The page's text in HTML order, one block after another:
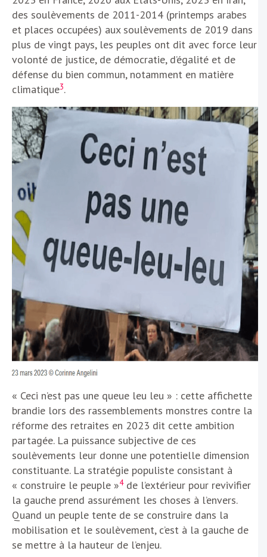
des soulèvements de 2011-2014 (printemps arabes
et places occupées) aux soulèvements de 2019 dans
plus de vingt pays, les peuples ont dit avec force leur
volonté de justice, de démocratie, d’égalité et de
défense du bien commun, notamment en matière
climatique3.
« Ceci n’est pas une queue leu leu » : cette affichette
brandie lors des rassemblements monstres contre la
réforme des retraites en 2023 dit cette ambition
partagée. La puissance subjective de ces
soulèvements leur donne une potentielle dimension
constituante. La stratégie populiste consistant à
« construire le peuple »4de l’extérieur pour revivifier
la gauche prend assurément les choses à l’envers.
Quand un peuple tente de se construire dans la
mobilisation et le soulèvement, c’est à la gauche de
se mettre à la hauteur de l’enjeu.